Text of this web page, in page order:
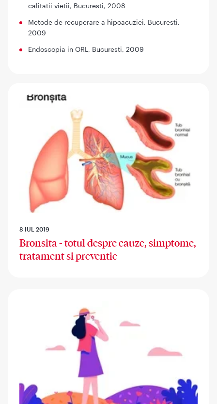
calitatii vietii, Bucuresti, 2008
Metode de recuperare a hipoacuziei, Bucuresti,
2009
Endoscopia in ORL, Bucuresti, 2009
8 IUL 2019
Bronsita - totul despre cauze, simptome,
tratament si preventie